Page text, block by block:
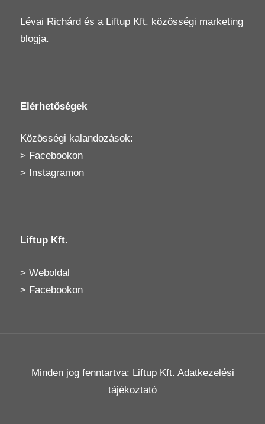
Lévai Richárd és a Liftup Kft. közösségi marketing
blogja.
Elérhetőségek
Közösségi kalandozások:
> Facebookon
>
Instagramon
Liftup Kft.
> Weboldal
> Facebookon
Minden jog fenntartva: Liftup Kft. Adatkezelési
tájékoztató